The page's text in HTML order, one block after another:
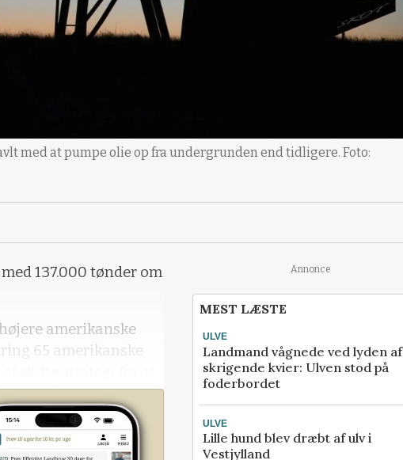
med at pumpe olie op fra undergrunden end tidligere. Foto:
137.000 tønder om
amerikanske
65 amerikanske
på
påpeger man
Annonce
MEST LÆSTE
ULVE
Landmand vågnede ved lyden af
skrigende kvier: Ulven stod på
foderbordet
ULVE
Lille hund blev dræbt af ulv i
Vestjylland